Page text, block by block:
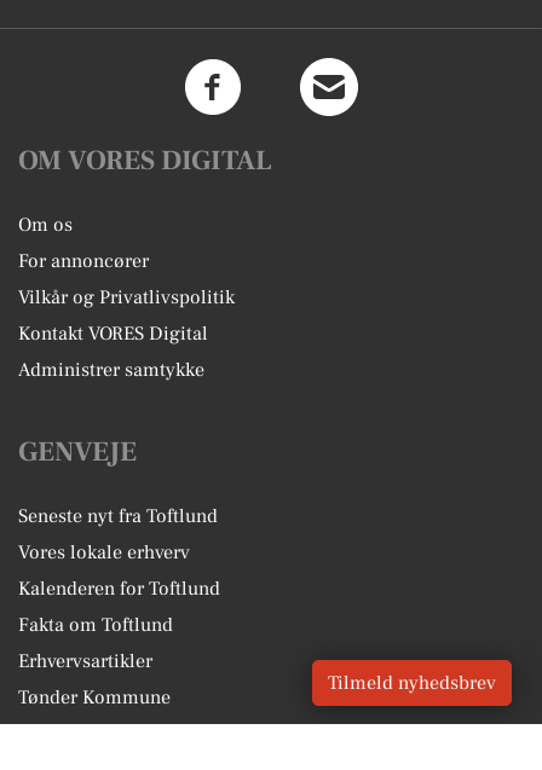
OM VORES DIGITAL
Om os
For annoncører
Vilkår og Privatlivspolitik
Kontakt VORES Digital
Administrer samtykke
GENVEJE
Seneste nyt fra Toftlund
Vores lokale erhverv
Kalenderen for Toftlund
Fakta om Toftlund
Erhvervsartikler
Tønder Kommune
Tilmeld nyhedsbrev